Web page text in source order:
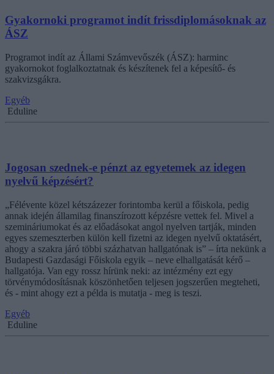
Gyakornoki programot indít frissdiplomásoknak az
ÁSZ
Programot indít az Állami Számvevőszék (ÁSZ): harminc
gyakornokot foglalkoztatnak és készítenek fel a képesítő- és
szakvizsgákra.
Egyéb
Eduline
Jogosan szednek-e pénzt az egyetemek az idegen
nyelvű képzésért?
„Félévente közel kétszázezer forintomba kerül a főiskola, pedig
annak idején államilag finanszírozott képzésre vettek fel. Mivel a
szemináriumokat és az előadásokat angol nyelven tartják, minden
egyes szemeszterben külön kell fizetni az idegen nyelvű oktatásért,
ahogy a szakra járó többi százhatvan hallgatónak is” – írta nekünk a
Budapesti Gazdasági Főiskola egyik – neve elhallgatását kérő –
hallgatója. Van egy rossz hírünk neki: az intézmény ezt egy
törvénymódosításnak köszönhetően teljesen jogszerűen megteheti,
és - mint ahogy ezt a példa is mutatja - meg is teszi.
Egyéb
Eduline